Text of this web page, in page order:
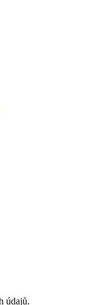
údajů.